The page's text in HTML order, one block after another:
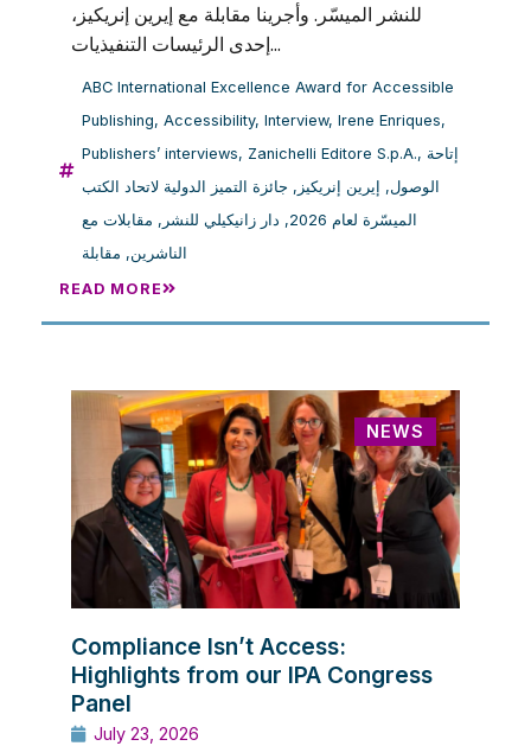
للنشر الميسّر. وأجرينا مقابلة مع إيرين إنريكيز،
إحدى الرئيسات التنفيذيات...
ABC International Excellence Award for Accessible
Publishing, Accessibility, Interview, Irene Enriques,
Publishers’ interviews, Zanichelli Editore S.p.A., إتاحة
الوصول, إيرين إنريكيز , جائزة التميز الدولية لاتحاد الكتب
الميسّرة لعام 2026
, دار زانيكيلي للنشر , مقابلات مع
الناشرين, مقابلة
READ MORE
NEWS
Compliance Isn’t Access:
Highlights from our IPA Congress
Panel
July 23, 2026